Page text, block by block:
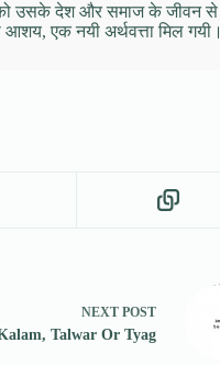
को उसके देश और समाज के जीवन से
एक नयी अर्थवत्ता मिल गयी।
NEXT POST
Talwar Or Tyag